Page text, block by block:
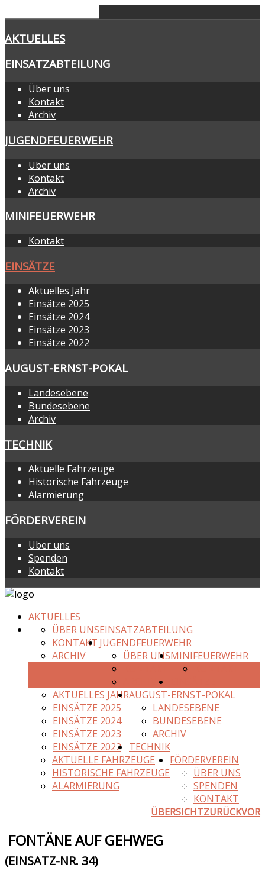
AKTUELLES
EINSATZABTEILUNG
Über uns
Kontakt
Archiv
JUGENDFEUERWEHR
Über uns
Kontakt
Archiv
MINIFEUERWEHR
Kontakt
EINSÄTZE
Aktuelles Jahr
Einsätze 2025
Einsätze 2024
Einsätze 2023
Einsätze 2022
AUGUST-ERNST-POKAL
Landesebene
Bundesebene
Archiv
TECHNIK
Aktuelle Fahrzeuge
Historische Fahrzeuge
Alarmierung
FÖRDERVEREIN
Über uns
Spenden
Kontakt
AKTUELLES
EINSATZABTEILUNG
ÜBER UNS
KONTAKT
ARCHIV
JUGENDFEUERWEHR
ÜBER UNSMINIFEUERWEHR
AKTUELLES JAHR
EINSÄTZE 2025
EINSÄTZE 2024
EINSÄTZE 2023
EINSÄTZE 2022
AUGUST-ERNST-POKAL
LANDESEBENE
BUNDESEBENE
ARCHIV
TECHNIK
AKTUELLE FAHRZEUGE
HISTORISCHE FAHRZEUGE
ALARMIERUNG
FÖRDERVEREIN
ÜBER UNS
SPENDEN
KONTAKT
ÜBERSICHTZURÜCKVOR
FONTÄNE AUF GEHWEG
(EINSATZ-NR. 34)